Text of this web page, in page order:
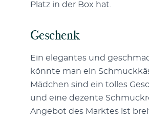
Platz in der Box hat.
Geschenk
Ein elegantes und
könnte man ein
Mädchen sind ein tolles
und eine dezente
Angebot des Marktes ist